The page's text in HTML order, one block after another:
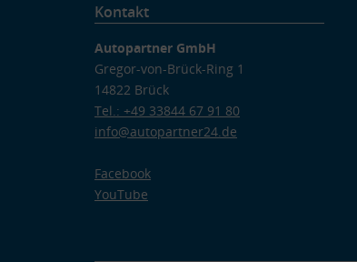
Kontakt
Autopartner GmbH
Gregor-von-Brück-Ring 1
14822 Brück
Tel.: +49 33844 67 91 80
info@autopartner24.de
Facebook
YouTube